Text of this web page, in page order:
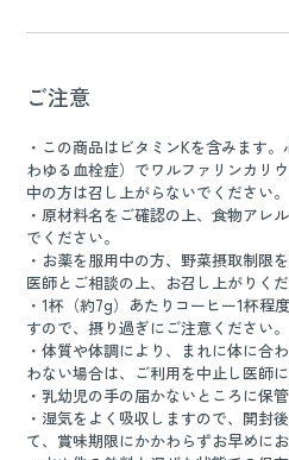
ご注意
・この商品はビタミンKを含みます
わゆる血栓症）でワルファリンカリ
中の方は召し上がらないでください。
・原材料名をご確認の上、食物アレ
でください。
・お薬を服用中の方、野菜摂取制限
医師とご相談の上、お召し上がりくだ
・1杯（約7g）あたりコーヒー1杯程
すので、摂り過ぎにご注意ください。
・体質や体調により、まれに体に合
わない場合は、ご利用を中止し医師
・乳幼児の手の届かないところに保
・湿気をよく吸収しますので、開封
て、賞味期限にかかわらずお早めに